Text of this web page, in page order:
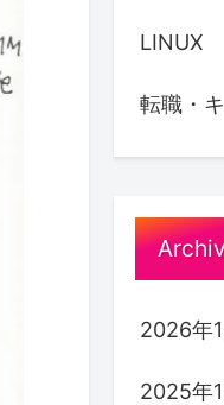
LINUX
転職・
2026年1
2025年